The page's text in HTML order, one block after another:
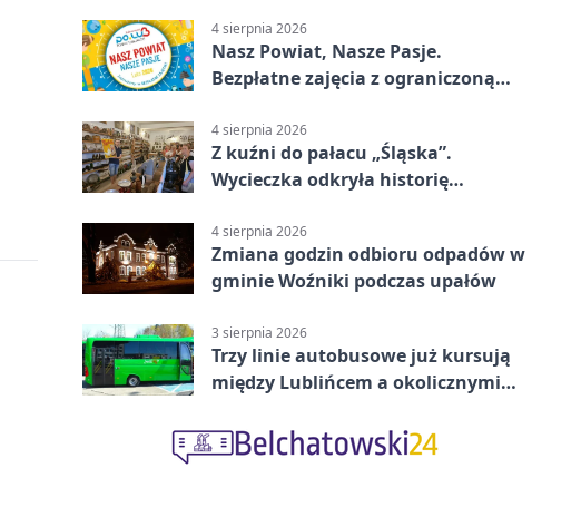
4 sierpnia 2026
Nasz Powiat, Nasze Pasje.
Bezpłatne zajęcia z ograniczoną
4 sierpnia 2026
Z kuźni do pałacu „Śląska”.
Wycieczka odkryła historię
4 sierpnia 2026
Zmiana godzin odbioru odpadów w
gminie Woźniki podczas upałów
3 sierpnia 2026
Trzy linie autobusowe już kursują
między Lublińcem a okolicznymi